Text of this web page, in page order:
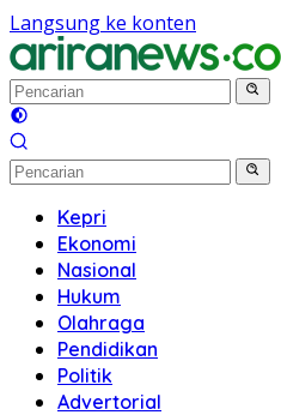
Langsung ke konten
Kepri
Ekonomi
Nasional
Hukum
Olahraga
Pendidikan
Politik
Advertorial